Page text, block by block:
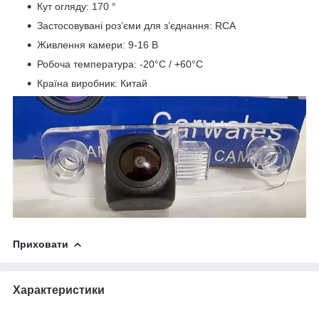
Кут огляду: 170 °
Застосовувані роз’єми для з’єднання: RCA
Живлення камери: 9-16 В
Робоча температура: -20°C / +60°C
Країна виробник: Китай
Приховати
Характеристики